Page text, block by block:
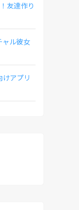
友達作り
ャル彼女
アプリ